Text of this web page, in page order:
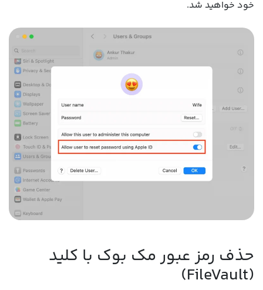
خود خواهید شد.
حذف رمز عبور مک بوک با کلید
(FileVault)